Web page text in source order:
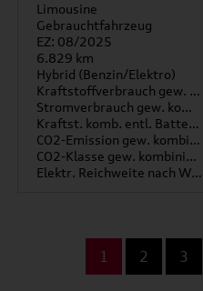
Limousine
Gebrauchtfahrzeug
EZ: 08/2025
6.829 km
Hybrid (Benzin/Elektro)
Kraftstoffverbrauch gew. kombiniert
Stromverbrauch gew. kombiniert
Kraftst. komb. entl. Batterie
CO2-Emission gew. kombiniert
CO2-Klasse gew. kombiniert
Elektr. Reichweite nach WLTP*
1 2 3